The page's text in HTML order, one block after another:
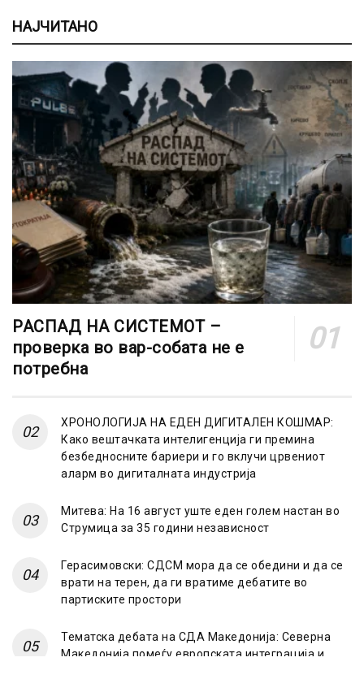
НАЈЧИТАНО
РАСПАД НА СИСТЕМОТ –
проверка во вар-собата не е
потребна
ХРОНОЛОГИЈА НА ЕДЕН ДИГИТАЛЕН КОШМАР:
Како вештачката интелигенција ги премина
безбедносните бариери и го вклучи црвениот
аларм во дигиталната индустрија
Митева: На 16 август уште еден голем настан во
Струмица за 35 години независност
Герасимовски: СДСМ мора да се обедини и да се
врати на терен, да ги вратиме дебатите во
партиските простори
Тематска дебата на СДА Македонија: Северна
Македонија помеѓу европската интеграција и